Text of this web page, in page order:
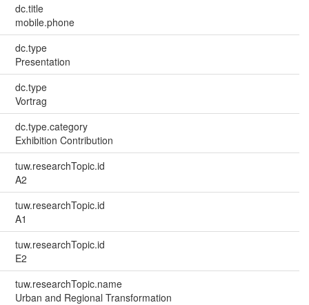
dc.title
mobile.phone
dc.type
Presentation
dc.type
Vortrag
dc.type.category
Exhibition Contribution
tuw.researchTopic.id
A2
tuw.researchTopic.id
A1
tuw.researchTopic.id
E2
tuw.researchTopic.name
Urban and Regional Transformation